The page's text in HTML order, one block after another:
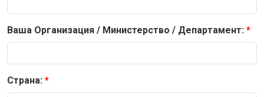
Ваша Организация / Министерство / Департамент:
Страна: